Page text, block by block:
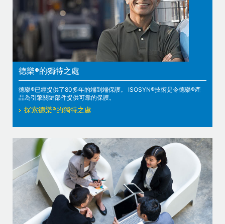
德樂®的獨特之處
德樂®已經提供了80多年的端到端保護。 ISOSYN®技術是令德樂®產
品為引擎關鍵部件提供可靠的保護。
探索德樂®的獨特之處